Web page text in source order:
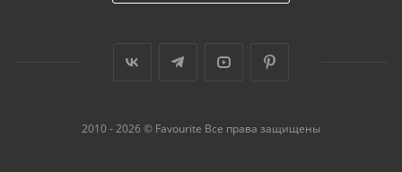
2010 - 2026 © Favourite Все права защищены